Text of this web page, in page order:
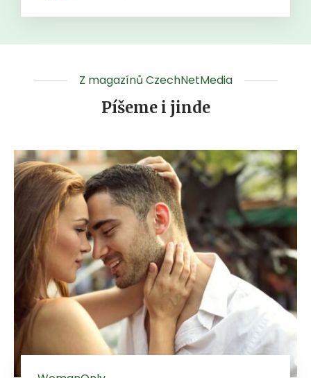
Z magazínů CzechNetMedia
Píšeme i jinde